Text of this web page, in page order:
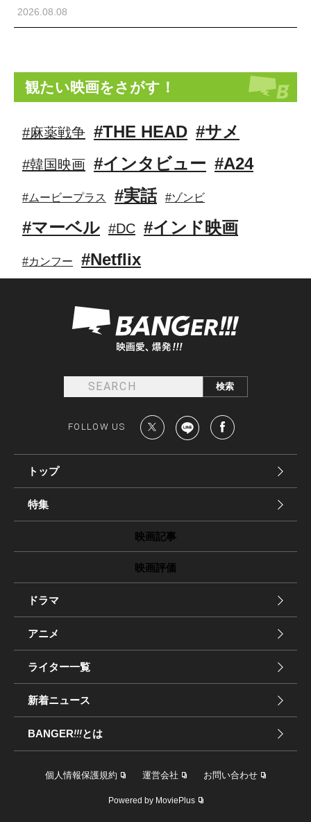
2026.08.08
観たい映画をさがす！
#麻薬戦争 #THE HEAD #サメ
#韓国映画 #インタビュー #A24
#ムービープラス #実話 #ゾンビ
#マーベル #DC #インド映画
#カンフー #Netflix
FOLLOW US
トップ
特集
映画記事
映画評価
ドラマ
アニメ
ライター一覧
新着ニュース
BANGER!!!とは
個人情報保護規約 運営会社 お問い合わせ
Powered by MoviePlus